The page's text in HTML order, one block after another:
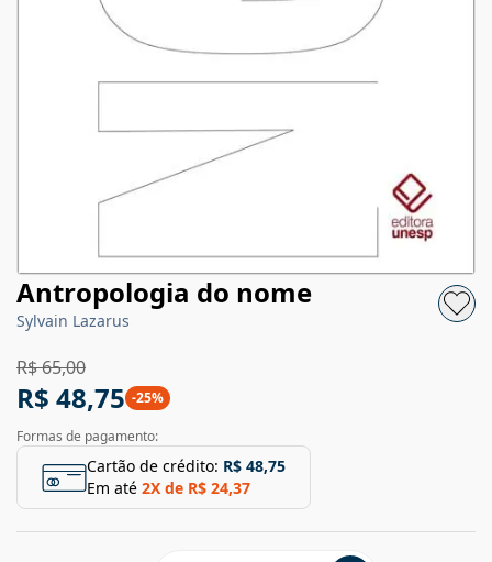
Antropologia do nome
Sylvain Lazarus
R$ 65,00
R$ 48,75 -25%
Formas de pagamento:
Cartão de crédito: R$ 48,75
Em até 2X de R$ 24,37